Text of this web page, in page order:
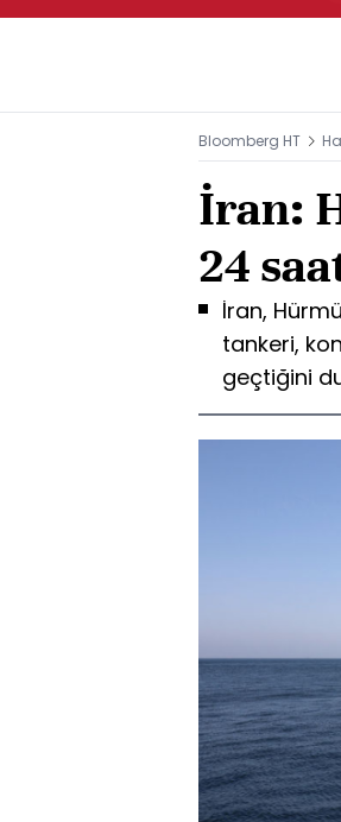
Bloomberg HT
İran:
24
İran,
tankeri,
geçtiğini